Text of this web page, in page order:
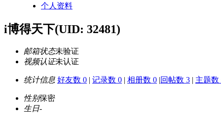
个人资料
i博得天下(UID: 32481)
邮箱状态未验证
视频认证未认证
统计信息 好友数 0 | 记录数 0 | 相册数 0 |回帖数 3 | 主题数
性别保密
生日-